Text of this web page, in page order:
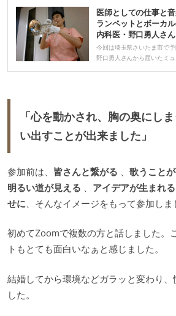
医師としての仕事と
ランペットとボーカ
内科医・野口勇人さん
今回は埼玉県さいたま市で
野口勇人さんから届いたミ
「心を動かされ、胸の奥にし
い出すことが出来ました」
参加前は、 皆さんと繋がる 歌うこと
明るい道が見える
アイデアが生まれる
せに 、そんなイメージをもって参加しま
初めてZoomで複数の方と話しました。
トもとても面白いなぁと感じました。
結婚してから環境などガラッと変わり
した。